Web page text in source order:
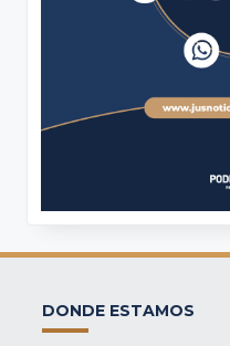
DONDE ESTAMOS